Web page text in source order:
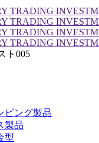
ト005
ピング製品
製品
型